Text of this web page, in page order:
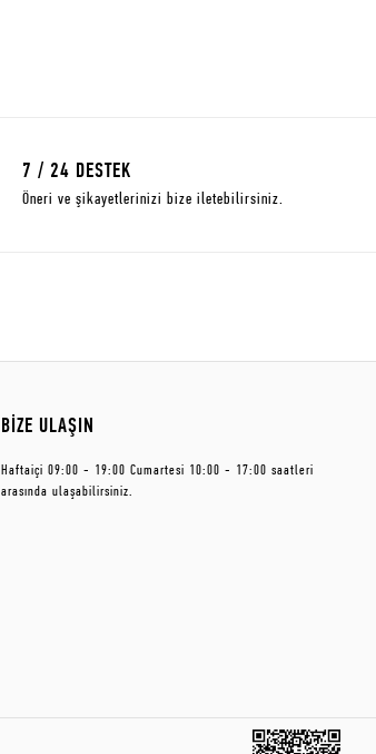
7 / 24 DESTEK
Öneri ve şikayetlerinizi bize iletebilirsiniz.
BİZE ULAŞIN
Haftaiçi 09:00 - 19:00 Cumartesi 10:00 - 17:00 saatleri
arasında ulaşabilirsiniz.